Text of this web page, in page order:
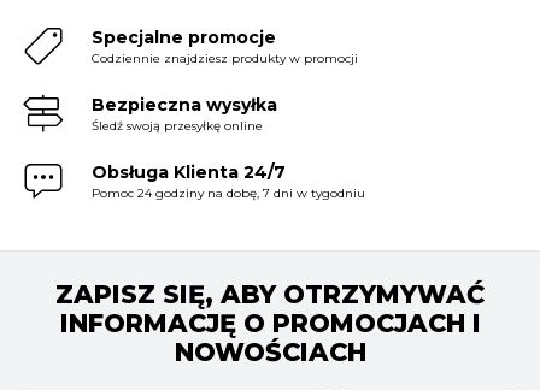
Specjalne promocje
Codziennie znajdziesz produkty w promocji
Bezpieczna wysyłka
Śledź swoją przesyłkę online
Obsługa Klienta 24/7
Pomoc 24 godziny na dobę, 7 dni w tygodniu
ZAPISZ SIĘ, ABY OTRZYMYWAĆ
INFORMACJĘ O PROMOCJACH I
NOWOŚCIACH